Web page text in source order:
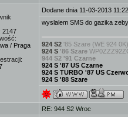
2147
/ Praga
Dodane dnia 11-03-2013 11:22
wyslalem SMS do gazika
924 S2 '85 Szare (WE 924
924 S '86 Szare
944 S2 '91 Czarne
924 S '87 US Czarne
924 S TURBO '87 US
924 S '88 Szare
RE: 944 S2 Wroc